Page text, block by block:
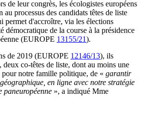
de leur congrès, les écologistes européens
processus des candidats têtes de liste
permet d'accroître, via les élections
démocratique de la course à la présidence
(EUROPE 13155/21).
de 2019 (EUROPE 12146/13), ils
co-têtes de liste, dont au moins une
notre famille politique, de « garantir
en ligne avec notre stratégie
paneuropéenne », a indiqué Mme